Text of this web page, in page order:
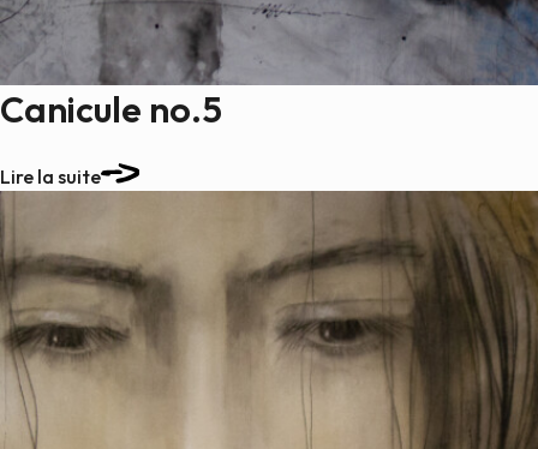
Canicule no.5
Lire la suite